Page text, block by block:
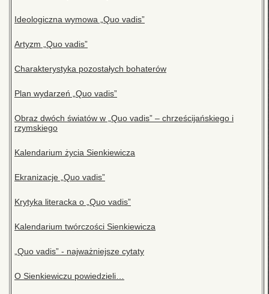
Ideologiczna wymowa „Quo vadis”
Artyzm „Quo vadis”
Charakterystyka pozostałych bohaterów
Plan wydarzeń „Quo vadis”
Obraz dwóch światów w „Quo vadis” – chrześcijańskiego i
rzymskiego
Kalendarium życia Sienkiewicza
Ekranizacje „Quo vadis”
Krytyka literacka o „Quo vadis”
Kalendarium twórczości Sienkiewicza
„Quo vadis” - najważniejsze cytaty
O Sienkiewiczu powiedzieli…